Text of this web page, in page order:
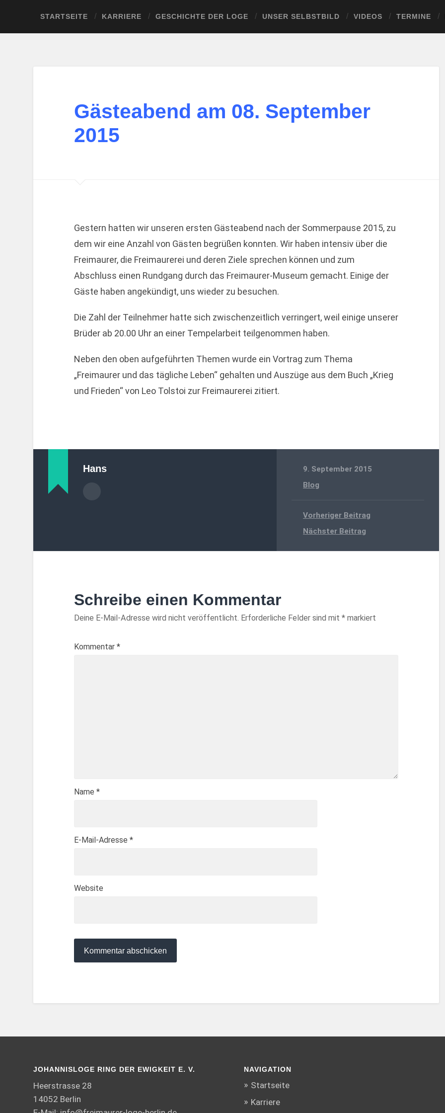
STARTSEITE KARRIERE GESCHICHTE DER LOGE UNSER SELBSTBILD VIDEOS TERMINE
Gästeabend am 08. September
2015
Gestern hatten wir unseren ersten Gästeabend nach der Sommerpause 2015, zu
dem wir eine Anzahl von Gästen begrüßen konnten. Wir haben intensiv über die
Freimaurer, die Freimaurerei und deren Ziele sprechen können und zum
Abschluss einen Rundgang durch das Freimaurer-Museum gemacht. Einige der
Gäste haben angekündigt, uns wieder zu besuchen.
Die Zahl der Teilnehmer hatte sich zwischenzeitlich verringert, weil einige unserer
Brüder ab 20.00 Uhr an einer Tempelarbeit teilgenommen haben.
Neben den oben aufgeführten Themen wurde ein Vortrag zum Thema
„Freimaurer und das tägliche Leben“ gehalten und Auszüge aus dem Buch „Krieg
und Frieden“ von Leo Tolstoi zur Freimaurerei zitiert.
Hans
9. September 2015
Blog
Vorheriger Beitrag
Nächster Beitrag
Schreibe einen Kommentar
Deine E-Mail-Adresse wird nicht veröffentlicht. Erforderliche Felder sind mit *markiert
Kommentar *
Name *
E-Mail-Adresse *
Website
JOHANNISLOGE RING DER EWIGKEIT E. V.
Heerstrasse 28
14052 Berlin
NAVIGATION
Startseite
Karriere